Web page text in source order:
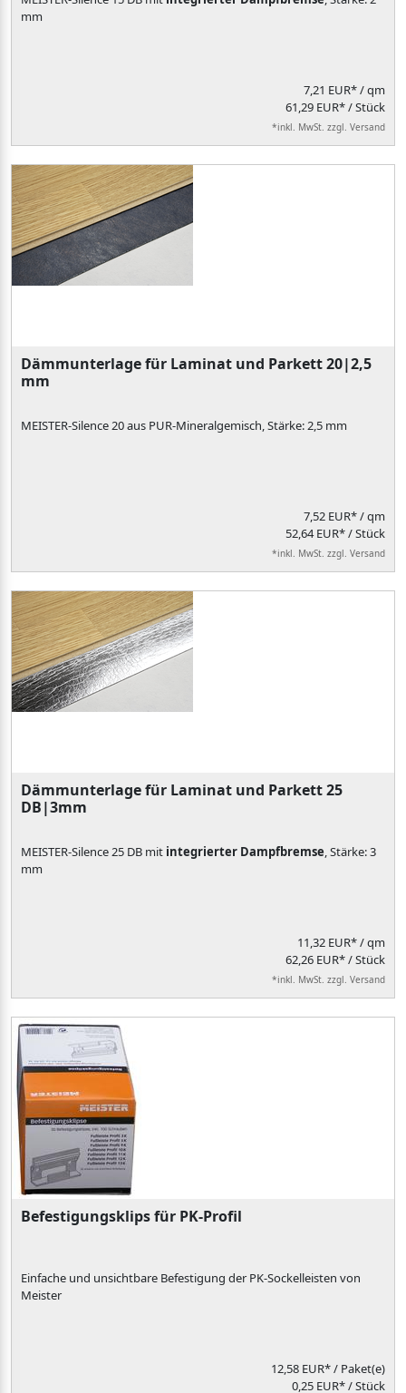
mm
7,21 EUR*/ qm
61,29 EUR* / Stück
*inkl. MwSt. zzgl. Versand
Dämmunterlage für Laminat und Parkett 20|2,5
mm
MEISTER-Silence 20 aus PUR-Mineralgemisch, Stärke: 2,5 mm
7,52 EUR*/ qm
52,64 EUR* / Stück
*inkl. MwSt. zzgl. Versand
Dämmunterlage für Laminat und Parkett 25
DB|3mm
MEISTER-Silence 25 DB mit integrierter Dampfbremse, Stärke: 3
mm
11,32 EUR*/ qm
62,26 EUR* / Stück
*inkl. MwSt. zzgl. Versand
Befestigungsklips für PK-Profil
Einfache und unsichtbare Befestigung der PK-Sockelleisten von
Meister
12,58 EUR*/ Paket(e)
0,25 EUR* / Stück